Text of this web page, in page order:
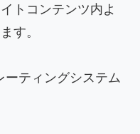
トコンテンツ内よ
す。
ーティングシステム